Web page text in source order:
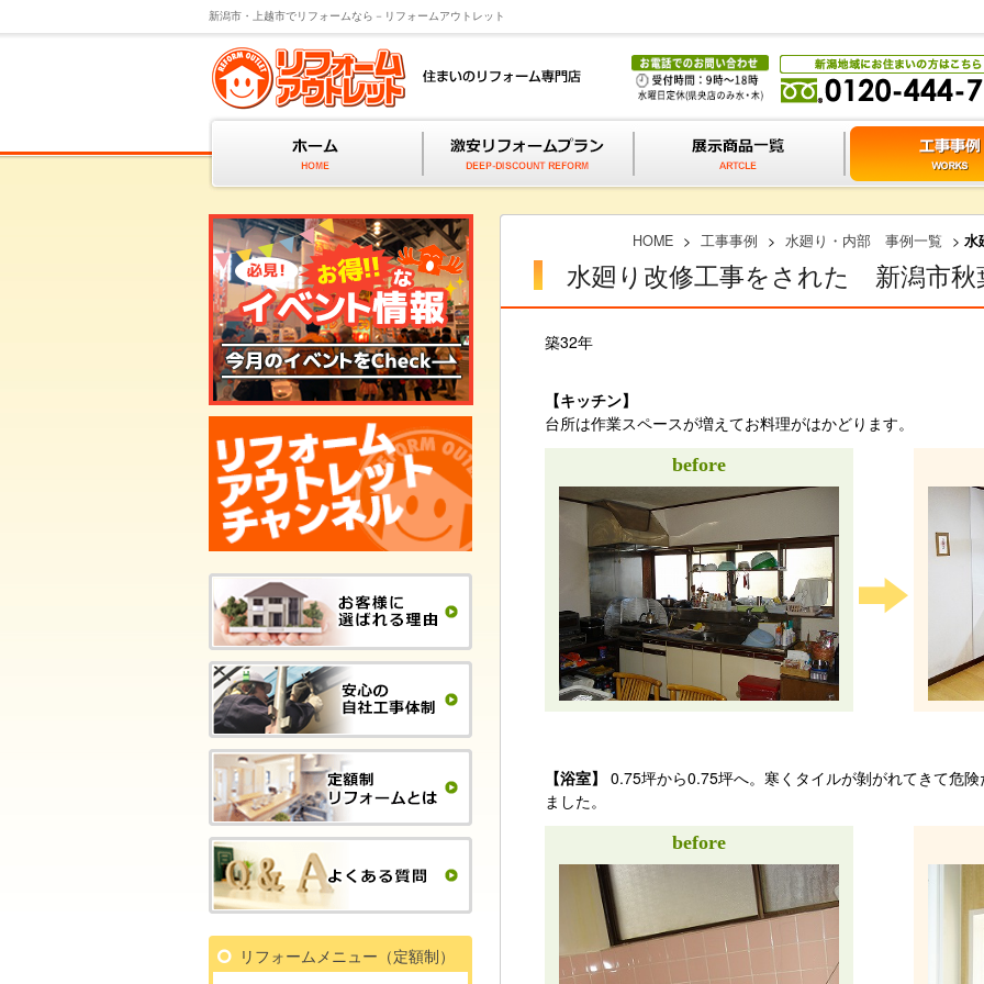
新潟市・上越市でリフォームなら－リフォームアウトレット
HOME > 工事事例 > 水廻り・内部 事例一覧 > 水
水廻り改修工事をされた 新潟市秋
築32年
【キッチン】
台所は作業スペースが増えてお料理がはかどります。
before
【浴室】 0.75坪から0.75坪へ。寒くタイルが剝がれてきて危
ました。
before
リフォームメニュー（定額制）